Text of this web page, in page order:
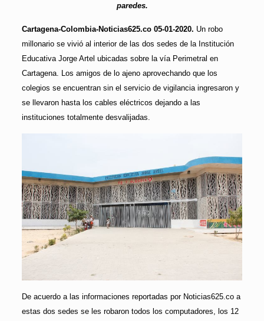
paredes.
Cartagena-Colombia-Noticias625.co 05-01-2020. Un robo
millonario se vivió al interior de las dos sedes de la Institución
Educativa Jorge Artel ubicadas sobre la vía Perimetral en
Cartagena. Los amigos de lo ajeno aprovechando que los
colegios se encuentran sin el servicio de vigilancia ingresaron y
se llevaron hasta los cables eléctricos dejando a las
instituciones totalmente desvalijadas.
De acuerdo a las informaciones reportadas por Noticias625.co a
estas dos sedes se les robaron todos los computadores, los 12